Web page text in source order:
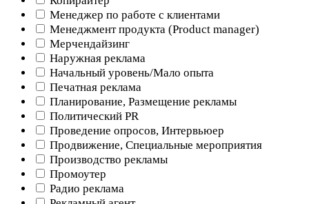
Менеджер по работе с клиентами
Менеджмент продукта (Product manager)
Мерчендайзинг
Наружная реклама
Начальный уровень/Мало опыта
Печатная реклама
Планирование, Размещение рекламы
Политический PR
Проведение опросов, Интервьюер
Продвижение, Специальные мероприятия
Производство рекламы
Промоутер
Радио реклама